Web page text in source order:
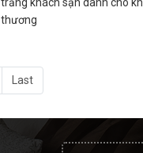
trắng khách sạn dành cho
thương
Last